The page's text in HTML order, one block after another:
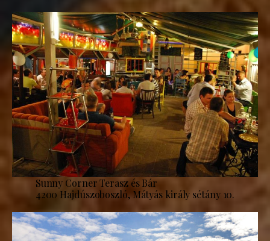
Sunny Corner Terasz és Bár
4200 Hajdúszoboszló, Mátyás király sétány 10.